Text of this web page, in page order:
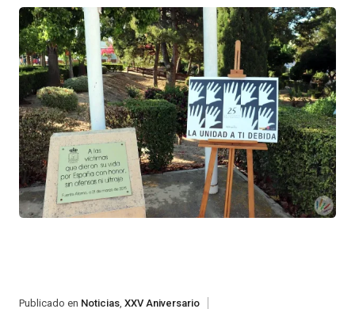
Publicado en Noticias, XXV Aniversario